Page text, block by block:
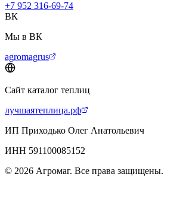
+7 952 316-69-74
ВК
Мы в ВК
agromagrus
Сайт каталог теплиц
лучшаятеплица.рф
ИП Приходько Олег Анатольевич
ИНН 591100085152
© 2026 Агромаг. Все права защищены.